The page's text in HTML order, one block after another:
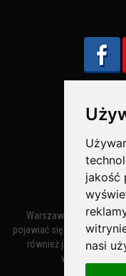
jakość
nasi
Warszawa – miasto
pojawiać się w
również jako
wynikała z